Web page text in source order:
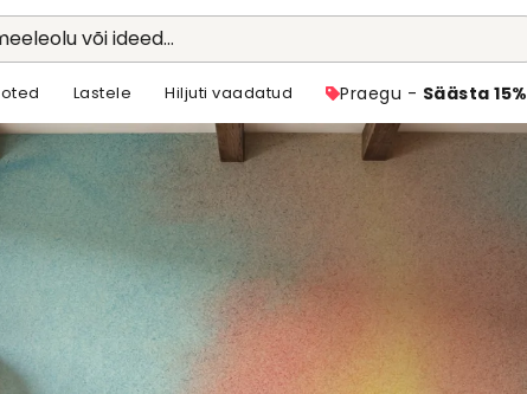
või ideed...
Lastele Hiljuti vaadatud Praegu - Säästa 15%